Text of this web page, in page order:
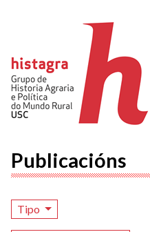
Publicacións
Tipo